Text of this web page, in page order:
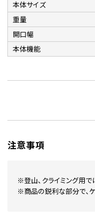
本体サイズ
重量
開口幅
本体機能
注意事項
※登山、クライミング用で
※商品の鋭利な部分で、ケ